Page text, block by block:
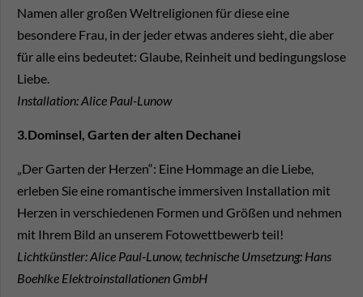
Namen aller großen Weltreligionen für diese eine
besondere Frau, in der jeder etwas anderes sieht, die aber
für alle eins bedeutet: Glaube, Reinheit und bedingungslose
Liebe.
Installation: Alice Paul-Lunow
3.Dominsel, Garten der alten Dechanei
„Der Garten der Herzen“: Eine Hommage an die Liebe,
erleben Sie eine romantische immersiven Installation mit
Herzen in verschiedenen Formen und Größen und nehmen
mit Ihrem Bild an unserem Fotowettbewerb teil!
Lichtkünstler: Alice Paul-Lunow, technische Umsetzung: Hans
Boehlke Elektroinstallationen GmbH